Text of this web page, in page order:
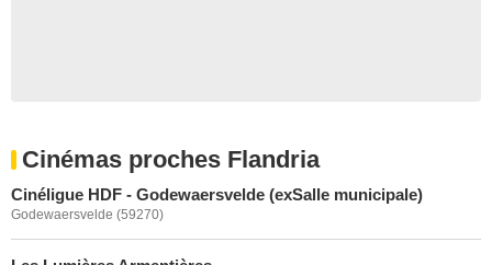
Cinémas proches Flandria
Cinéligue HDF - Godewaersvelde (exSalle municipale)
Godewaersvelde (59270)